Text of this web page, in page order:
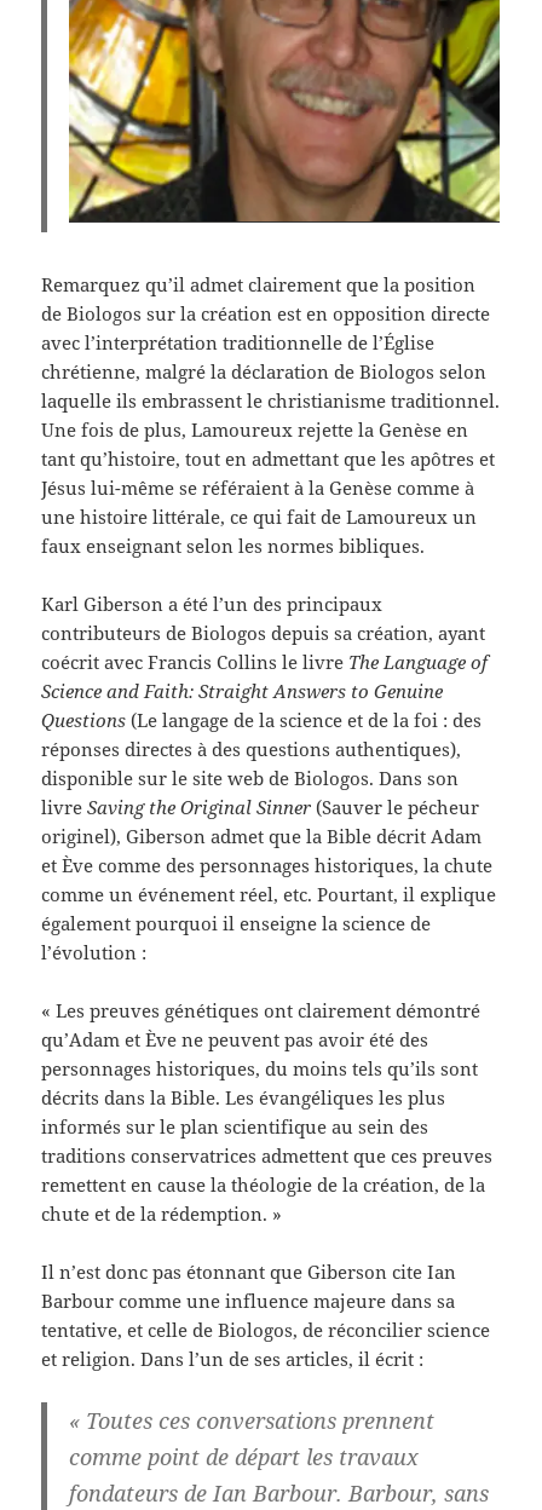
Remarquez qu’il admet clairement que la position
de Biologos sur la création est en opposition directe
avec l’interprétation traditionnelle de l’Église
chrétienne, malgré la déclaration de Biologos selon
laquelle ils embrassent le christianisme traditionnel.
Une fois de plus, Lamoureux rejette la Genèse en
tant qu’histoire, tout en admettant que les apôtres et
Jésus lui-même se référaient à la Genèse comme à
une histoire littérale, ce qui fait de Lamoureux un
faux enseignant selon les normes bibliques.
Karl Giberson a été l’un des principaux
contributeurs de Biologos depuis sa création, ayant
coécrit avec Francis Collins le livre The Language of
Science and Faith: Straight Answers to Genuine
Questions (Le langage de la science et de la foi : des
réponses directes à des questions authentiques),
disponible sur le site web de Biologos. Dans son
livreSaving the Original Sinner (Sauver le pécheur
originel), Giberson admet que la Bible décrit Adam
et Ève comme des personnages historiques, la chute
comme un événement réel, etc. Pourtant, il explique
également pourquoi il enseigne la science de
l’évolution :
« Les preuves génétiques ont clairement démontré
qu’Adam et Ève ne peuvent pas avoir été des
personnages historiques, du moins tels qu’ils sont
décrits dans la Bible. Les évangéliques les plus
informés sur le plan scientifique au sein des
traditions conservatrices admettent que ces preuves
remettent en cause la théologie de la création, de la
chute et de la rédemption. »
Il n’est donc pas étonnant que Giberson cite Ian
Barbour comme une influence majeure dans sa
tentative, et celle de Biologos, de réconcilier science
et religion. Dans l’un de ses articles, il écrit :
« Toutes ces conversations prennent
comme point de départ les travaux
fondateurs de Ian Barbour. Barbour, sans